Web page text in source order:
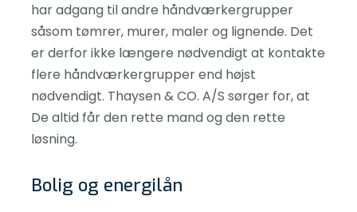
har adgang til andre håndværkergrupper
såsom tømrer, murer, maler og lignende. Det
er derfor ikke længere nødvendigt at kontakte
flere håndværkergrupper end højst
nødvendigt. Thaysen & CO. A/S sørger for, at
De altid får den rette mand og den rette
løsning.​
Bolig og energilån